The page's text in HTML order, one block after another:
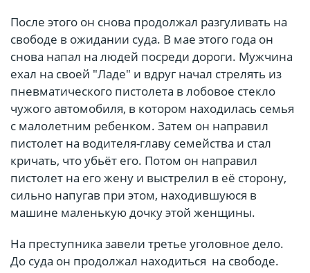
После этого он снова продолжал разгуливать на
свободе в ожидании суда. В мае этого года он
снова напал на людей посреди дороги. Мужчина
ехал на своей "Ладе" и вдруг начал стрелять из
пневматического пистолета в лобовое стекло
чужого автомобиля, в котором находилась семья
с малолетним ребенком. Затем он направил
пистолет на водителя-главу семейства и стал
кричать, что убьёт его. Потом он направил
пистолет на его жену и выстрелил в её сторону,
сильно напугав при этом, находившуюся в
машине маленькую дочку этой женщины.
На преступника завели третье уголовное дело.
До суда он продолжал находиться на свободе.